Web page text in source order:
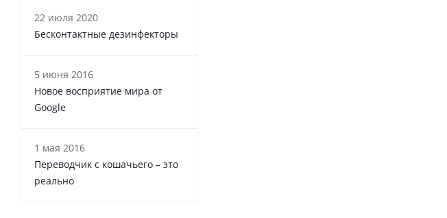
22 июля 2020
Бесконтактные дезинфекторы
5 июня 2016
Новое восприятие мира от
Google
1 мая 2016
Переводчик с кошачьего – это
реально